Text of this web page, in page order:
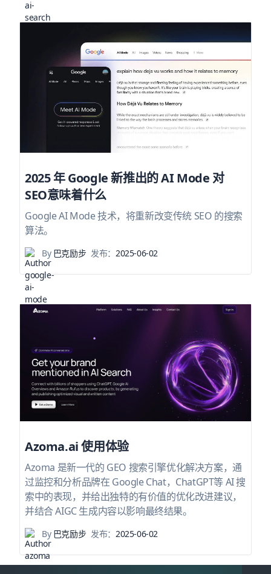
2025 年 Google 新推出的 AI Mode 对
SEO意味着什么
Google AI Mode 技术，将重新改变传统 SEO 的搜索
算法。
By巴克励步 发布：2025-06-02
Azoma.ai 使用体验
Azoma 是新一代的 GEO 搜索引擎优化解决方案，通
过监控和分析品牌在 Google Chat，ChatGPT等 AI 搜
索中的表现，并给出独特的有价值的优化改进建议，
并结合 AIGC 生成内容以影响最终结果。
By巴克励步 发布：2025-06-02